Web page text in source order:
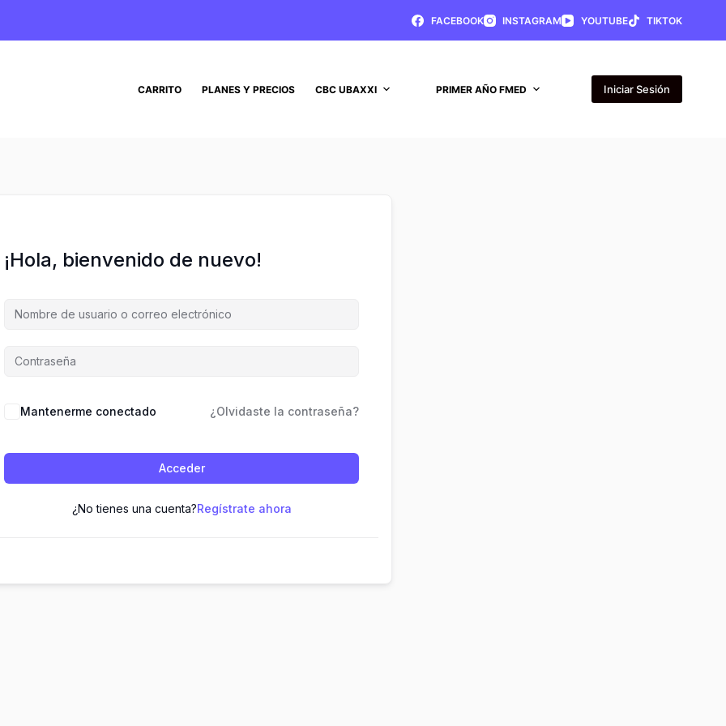
FACEBOOK INSTAGRAM YOUTUBE TIKTOK
CARRITO PLANES Y PRECIOS CBC UBAXXI PRIMER AÑO FMED Iniciar Sesión
¡Hola, bienvenido de nuevo!
Mantenerme conectado ¿Olvidaste la contraseña?
Acceder
¿No tienes una cuenta?Regístrate ahora